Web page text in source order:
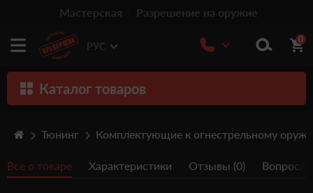
Мастерская Разрешение на оружие
РУС
0
Каталог товаров
Травматическое оружие
Тюнинг Комплектующие к огнестрельному
Все о товаре Характеристики Отзывы (0) Вопрос/